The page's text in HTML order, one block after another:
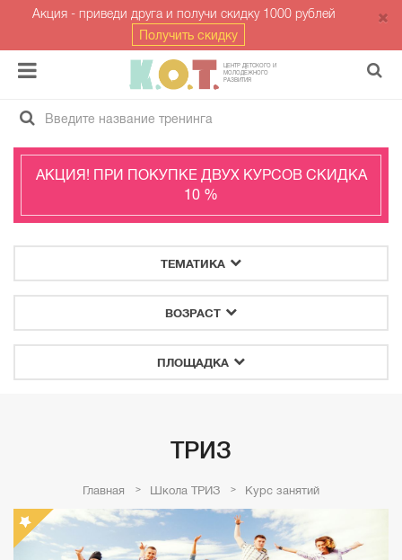
Акция - приведи друга и получи скидку 1000 рублей
Получить скидку
ЦЕНТР ДЕТСКОГО И
МОЛОДЁЖНОГО
РАЗВИТИЯ
АКЦИЯ! ПРИ ПОКУПКЕ ДВУХ КУРСОВ СКИДКА
10 %
ТЕМАТИКА
ВОЗРАСТ
ПЛОЩАДКА
ТРИЗ
Главная Школа ТРИЗ Курс занятий